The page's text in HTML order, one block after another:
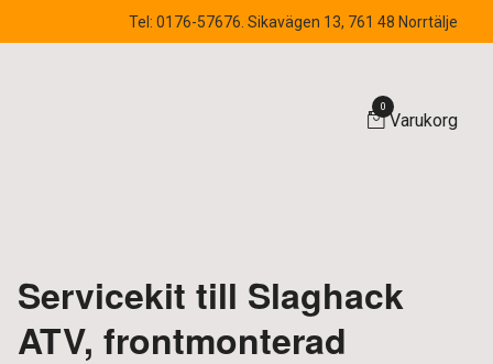
Tel: 0176-57676. Sikavägen 13, 761 48 Norrtälje
0
Varukorg
Servicekit till Slaghack
ATV, frontmonterad